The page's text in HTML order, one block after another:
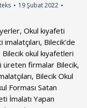
19 Şubat 2022
Okul kıyafeti
Bilecik’de
okul kıyafetleri
üreten firmalar Bilecik,
Bilecik Okul
Forması Satan
İmalatı Yapan